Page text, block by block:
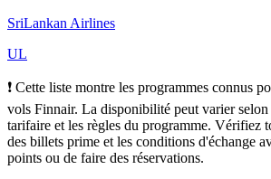
SriLankan Airlines
UL
❗ Cette liste montre les programmes connus
vols Finnair. La disponibilité peut varier selon
tarifaire et les règles du programme. Vérifiez
des billets prime et les conditions d'échange
points ou de faire des réservations.